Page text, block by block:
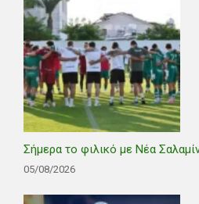
Σήμερα το φιλικό με Νέα
05/08/2026